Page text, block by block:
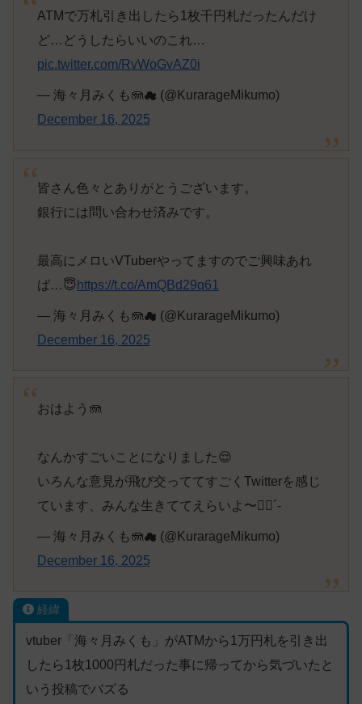
ATMで万札引き出したら1枚千円札だったんだけ
ど…どうしたらいいのこれ…
pic.twitter.com/RvWoGvAZ0i
— 海々月みくも🪼☁ (@KurarageMikumo)
December 16, 2025
皆さん色々とありがとうございます。
銀行には問い合わせ済みです。
最高にメロいVTuberやってますのでご興味あれ
ば…😇 https://t.co/AmQBd29q61
— 海々月みくも🪼☁ (@KurarageMikumo)
December 16, 2025
おはよう🪼
なんかすごいことになりました😌
いろんな意見が飛び交っててすごくTwitterを感じ
ています、みんな生きててえらいよ〜✊🏻´‐
— 海々月みくも🪼☁ (@KurarageMikumo)
December 16, 2025
経緯
vtuber「海々月みくも」がATMから1万円札を引き出
したら1枚1000円札だった事に帰ってから気づいたと
いう投稿でバズる